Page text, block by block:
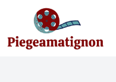
contenu